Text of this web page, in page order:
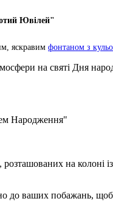
Ювілей"
яскравим фонтаном з
на святі Дня
Народження"
на колоні
до ваших побажань,